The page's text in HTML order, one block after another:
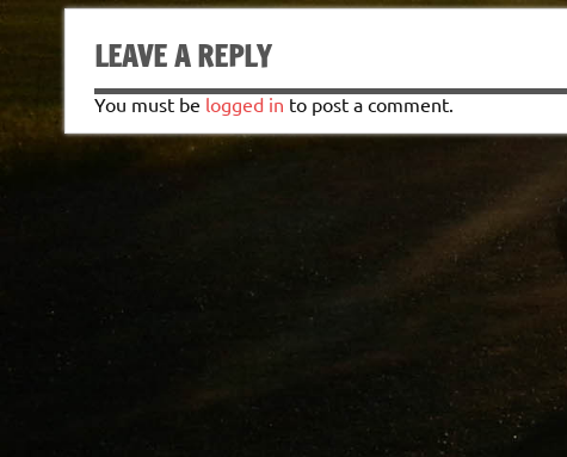
LEAVE A REPLY
You must be logged in to post a comment.